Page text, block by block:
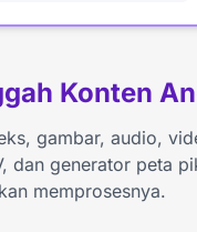
Konten
gambar, audio,
dan generator peta
memprosesnya.